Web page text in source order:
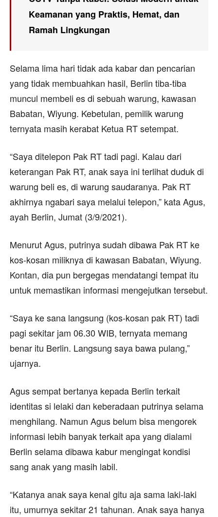
Keamanan yang Praktis, Hemat, dan
Ramah Lingkungan
Selama lima hari tidak ada kabar dan pencarian
yang tidak membuahkan hasil, Berlin tiba-tiba
muncul membeli es di sebuah warung, kawasan
Babatan, Wiyung. Kebetulan, pemilik warung
ternyata masih kerabat Ketua RT setempat.
“Saya ditelepon Pak RT tadi pagi. Kalau dari
keterangan Pak RT, anak saya ini terlihat duduk di
warung beli es, di warung saudaranya. Pak RT
akhirnya ngabari saya melalui telepon,” kata Agus,
ayah Berlin, Jumat (3/9/2021).
Menurut Agus, putrinya sudah dibawa Pak RT ke
kos-kosan miliknya di kawasan Babatan, Wiyung.
Kontan, dia pun bergegas mendatangi tempat itu
untuk memastikan informasi mengejutkan tersebut.
“Saya ke sana langsung (kos-kosan pak RT) tadi
pagi sekitar jam 06.30 WIB, ternyata memang
benar itu Berlin. Langsung saya bawa pulang,”
ujarnya.
Agus sempat bertanya kepada Berlin terkait
identitas si lelaki dan keberadaan putrinya selama
menghilang. Namun Agus belum bisa mengorek
informasi lebih banyak terkait apa yang dialami
Berlin selama dibawa kabur mengingat kondisi
sang anak yang masih labil.
“Katanya anak saya kenal gitu aja sama laki-laki
itu, umurnya sekitar 21 tahunan. Anak saya hanya